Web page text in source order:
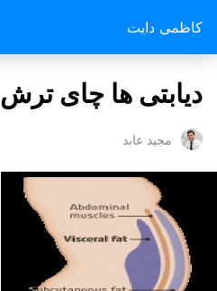
کاظمی دایت
دیابتی ها چای
مجید عابد